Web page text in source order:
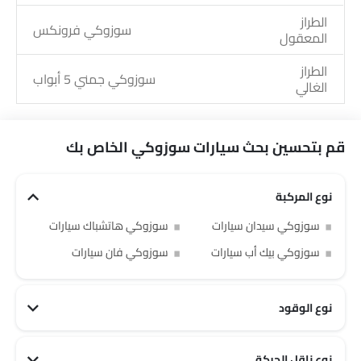
الطراز
المعقول
سوزوكي فرونكس
الطراز
الغالي سوزوكي جمني 5 أبواب
قم بتحسين بحث سيارات سوزوكي الخاص بك
نوع المركبة
سوزوكي سيدان سيارات
سوزوكي هاتشباك سيارات
سوزوكي بيك أب سيارات
سوزوكي فان سيارات
نوع الوقود